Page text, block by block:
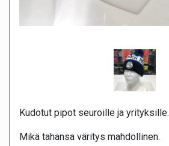
Kudotut pipot seuroille ja yrityksille.
Mikä tahansa väritys mahdollinen.